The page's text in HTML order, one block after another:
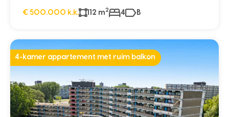
€ 500.000 k.k. 112 m2 4 B
4-kamer appartement met ruim balkon